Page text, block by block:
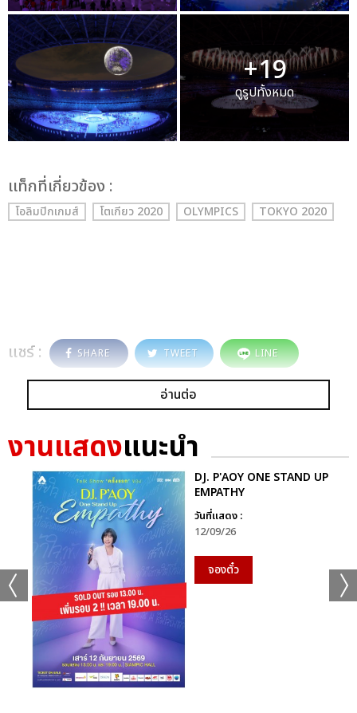
+19
ดูรูปทั้งหมด
เเท็กที่เกี่ยวข้อง :
โอลิมปิกเกมส์ โตเกียว 2020 OLYMPICS TOKYO 2020
แชร์ : SHARE TWEET LINE
อ่านต่อ
งานแสดงแนะนำ
DJ. P'AOY ONE STAND UP
EMPATHY
วันที่แสดง :
12/09/26
จองตั๋ว